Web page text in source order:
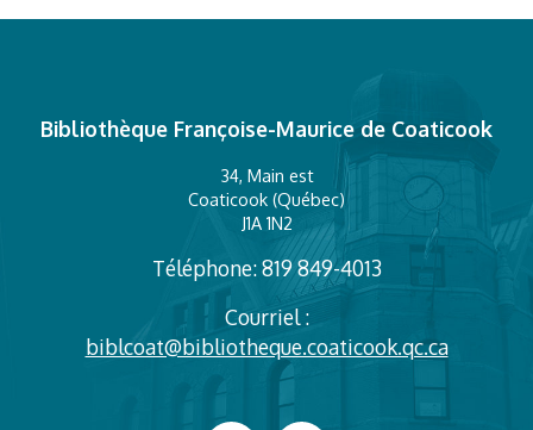
Bibliothèque Françoise-Maurice de Coaticook
34, Main est
Coaticook (Québec)
J1A 1N2
Téléphone: 819 849-4013
Courriel :
biblcoat@bibliotheque.coaticook.qc.ca